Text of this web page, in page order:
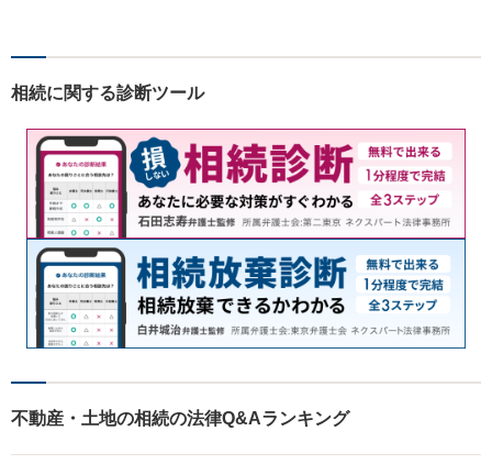
っています。どんなささいな
にご相談ください。
相続に関する診断ツール
不動産・土地の相続の法律Q&Aランキング